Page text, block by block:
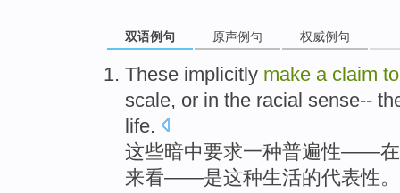
双语例句 原声例句 权威例句
These implicitly make a claim to
scale, or in the racial sense--
life.
这些暗中要求一种普遍性——在
来看——是这种生活的代表性。